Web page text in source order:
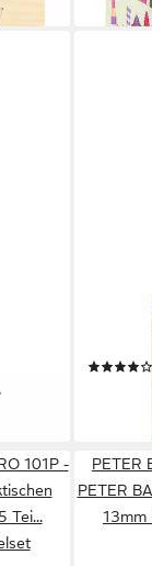
bei dir
20
lieferbar
101P -
Tei...
PETER
PETER
13mm